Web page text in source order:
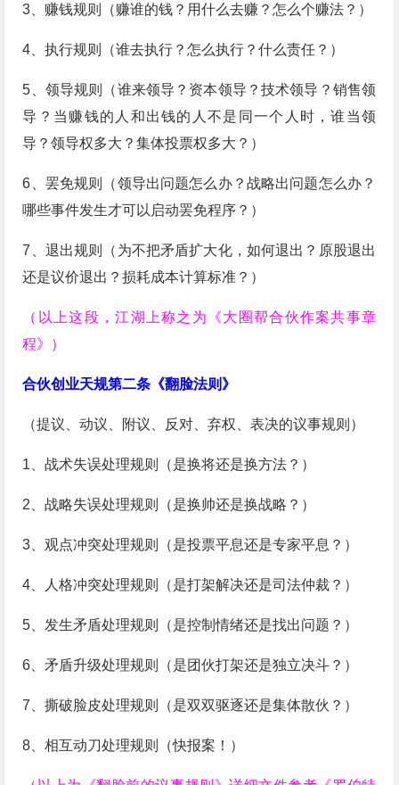
3、赚钱规则（赚谁的钱？用什么去赚？怎么个赚法？）
4、执行规则（谁去执行？怎么执行？什么责任？）
5、领导规则（谁来领导？资本领导？技术领导？销售领
导？当赚钱的人和出钱的人不是同一个人时，谁当领
导？领导权多大？集体投票权多大？）
6、罢免规则（领导出问题怎么办？战略出问题怎么办？
哪些事件发生才可以启动罢免程序？）
7、退出规则（为不把矛盾扩大化，如何退出？原股退出
还是议价退出？损耗成本计算标准？）
（以上这段，江湖上称之为《大圈帮合伙作案共事章
程》）
合伙创业天规第二条《翻脸法则》
（提议、动议、附议、反对、弃权、表决的议事规则）
1、战术失误处理规则（是换将还是换方法？）
2、战略失误处理规则（是换帅还是换战略？）
3、观点冲突处理规则（是投票平息还是专家平息？）
4、人格冲突处理规则（是打架解决还是司法仲裁？）
5、发生矛盾处理规则（是控制情绪还是找出问题？）
6、矛盾升级处理规则（是团伙打架还是独立决斗？）
7、撕破脸皮处理规则（是双双驱逐还是集体散伙？）
8、相互动刀处理规则（快报案！）